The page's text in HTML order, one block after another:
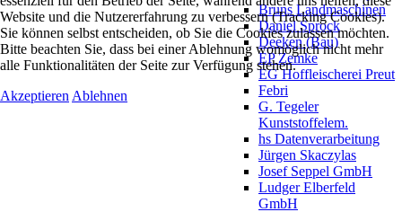
Bruns Landmaschinen
Daniel Sprock
Deeken (Bau)
EP Zemke
EG Hoffleischerei Preut
Febri
G. Tegeler
Kunststoffelem.
hs Datenverarbeitung
Jürgen Skaczylas
Josef Seppel GmbH
Ludger Elberfeld
GmbH
Website und die Nutzererfahrung zu verbessern (Tracking Cookies).
Sie können selbst entscheiden, ob Sie die Cookies zulassen möchten.
Bitte beachten Sie, dass bei einer Ablehnung womöglich nicht mehr
alle Funktionalitäten der Seite zur Verfügung stehen.
Akzeptieren Ablehnen